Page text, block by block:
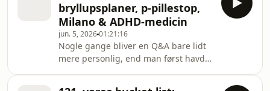
nemlig
Vi er SÅ misundelige på dig, hvis du
kan finde ud af at handle ind til mere
end én dag ad gangen. Hvorfor er det
så svært? Det kan vi selvfølgelig øve
os på, men ting som tykt, shiny hår og
lange stænger er strak
bryllupsplaner, p-pillestop,
Milano & ADHD-medicin
jun. 5, 202601:21:16
Nogle gange bliver en Q&A bare lidt
mere personlig, end man først havde